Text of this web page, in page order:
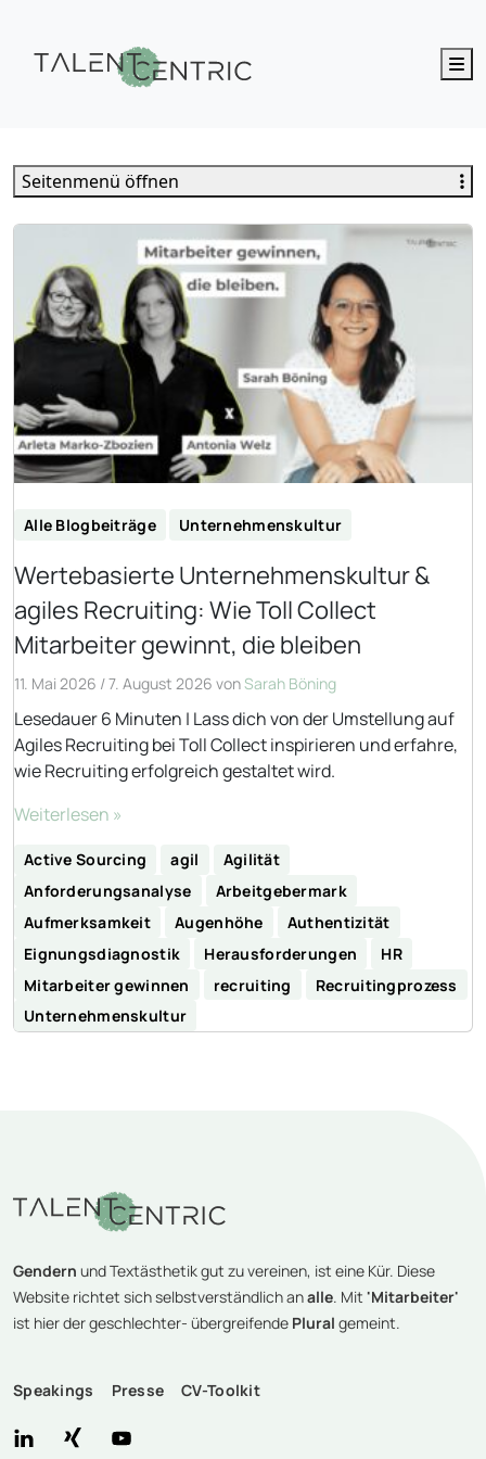
Alle Blogbeiträge Unternehmenskultur
Wertebasierte Unternehmenskultur &
agiles Recruiting: Wie Toll Collect
Mitarbeiter gewinnt, die bleiben
11. Mai 2026 /7. August 2026 vonSarah Böning
Lesedauer 6 Minuten | Lass dich von der Umstellung auf
Agiles Recruiting bei Toll Collect inspirieren und erfahre,
wie Recruiting erfolgreich gestaltet wird.
Weiterlesen »
Active Sourcing agil
Agilität
Anforderungsanalyse
Arbeitgebermark
Aufmerksamkeit
Augenhöhe
Authentizität
Eignungsdiagnostik
Herausforderungen
HR
Mitarbeiter gewinnen
recruiting
Recruitingprozess
Unternehmenskultur
Seitenmenü öffnen
Gendern und Textästhetik gut zu vereinen, ist eine Kür. Diese
Website richtet sich selbstverständlich analle. Mit 'Mitarbeiter'
ist hier der geschlechter- übergreifende Plural gemeint.
Speakings Presse CV-Toolkit